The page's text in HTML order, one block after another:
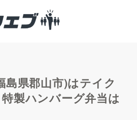
島県郡山市)はテイク
製ハンバーグ弁当は